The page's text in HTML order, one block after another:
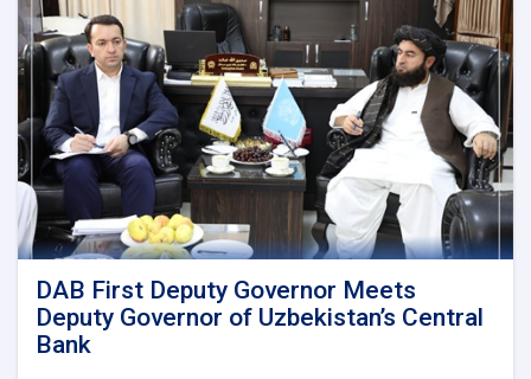
DAB First Deputy Governor Meets
Deputy Governor of Uzbekistan’s Central
Bank